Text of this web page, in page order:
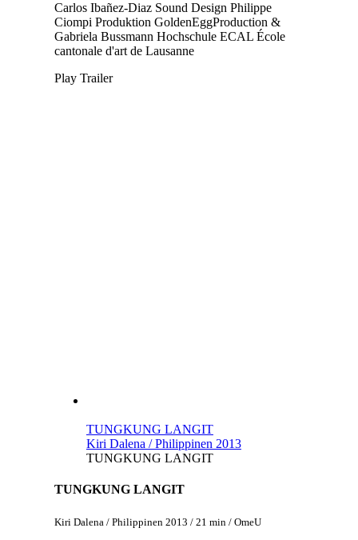
Carlos Ibañez-Diaz Sound Design Philippe
Ciompi Produktion GoldenEggProduction &
Gabriela Bussmann Hochschule ECAL École
cantonale d'art de Lausanne
Play Trailer
TUNGKUNG LANGIT
Kiri Dalena / Philippinen 2013
TUNGKUNG LANGIT
TUNGKUNG LANGIT
Kiri Dalena / Philippinen 2013 / 21 min / OmeU